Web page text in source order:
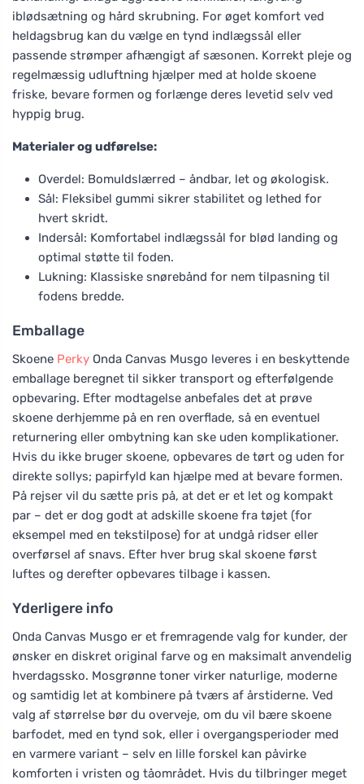
iblødsætning og hård skrubning. For øget komfort ved
heldagsbrug kan du vælge en tynd indlægssål eller
passende strømper afhængigt af sæsonen. Korrekt pleje og
regelmæssig udluftning hjælper med at holde skoene
friske, bevare formen og forlænge deres levetid selv ved
hyppig brug.
Materialer og udførelse:
Overdel: Bomuldslærred – åndbar, let og økologisk.
Sål: Fleksibel gummi sikrer stabilitet og lethed for
hvert skridt.
Indersål: Komfortabel indlægssål for blød landing og
optimal støtte til foden.
Lukning: Klassiske snørebånd for nem tilpasning til
fodens bredde.
Emballage
Skoene Perky Onda Canvas Musgo leveres i en beskyttende
emballage beregnet til sikker transport og efterfølgende
opbevaring. Efter modtagelse anbefales det at prøve
skoene derhjemme på en ren overflade, så en eventuel
returnering eller ombytning kan ske uden komplikationer.
Hvis du ikke bruger skoene, opbevares de tørt og uden for
direkte sollys; papirfyld kan hjælpe med at bevare formen.
På rejser vil du sætte pris på, at det er et let og kompakt
par – det er dog godt at adskille skoene fra tøjet (for
eksempel med en tekstilpose) for at undgå ridser eller
overførsel af snavs. Efter hver brug skal skoene først
luftes og derefter opbevares tilbage i kassen.
Yderligere info
Onda Canvas Musgo er et fremragende valg for kunder, der
ønsker en diskret original farve og en maksimalt anvendelig
hverdagssko. Mosgrønne toner virker naturlige, moderne
og samtidig let at kombinere på tværs af årstiderne. Ved
valg af størrelse bør du overveje, om du vil bære skoene
barfodet, med en tynd sok, eller i overgangsperioder med
en varmere variant – selv en lille forskel kan påvirke
komforten i vristen og tåområdet. Hvis du tilbringer meget